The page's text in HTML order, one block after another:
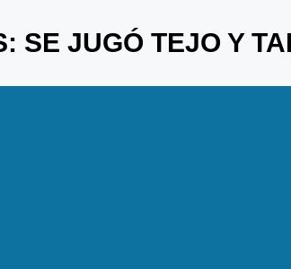
SE JUGÓ TEJO Y